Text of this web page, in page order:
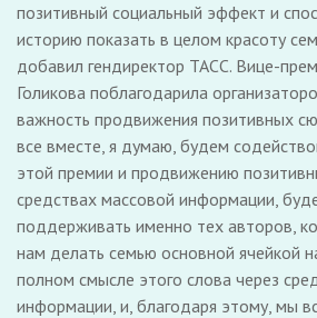
позитивный социальный эффект и
историю показать в целом красоту
добавил гендиректор ТАСС. Вице-
Голикова поблагодарила
важность продвижения позитивных
все вместе, я думаю, будем
этой премии и продвижению
средствах массовой информации,
поддерживать именно тех авторов,
нам делать семью основной ячейкой
полном смысле этого слова через
информации, и, благодаря этому, мы